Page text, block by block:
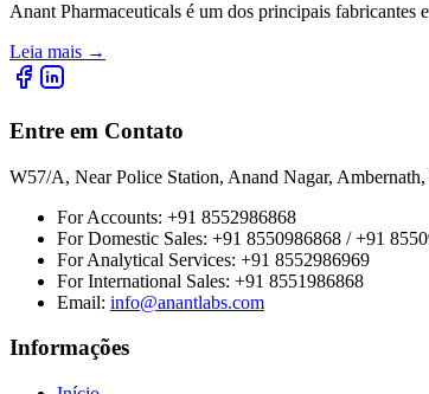
Anant Pharmaceuticals é um dos principais fabricantes
Leia mais →
Entre em Contato
W57/A, Near Police Station, Anand Nagar,
For Accounts: +91 8552986868
For Domestic Sales: +91 8550986868 / +91
For Analytical Services: +91 8552986969
For International Sales: +91 8551986868
Email: info@anantlabs.com
Informações